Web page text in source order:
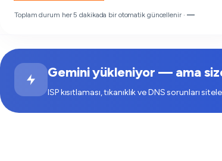
Toplam durum her 5 dakikada bir otomatik güncellenir · —
Gemini yükleniyor — ama
ISP kısıtlaması, tıkanıklık ve DNS sorunları